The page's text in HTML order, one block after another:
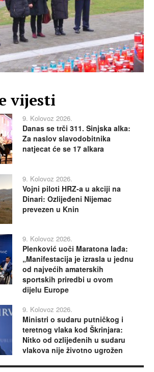
vijesti
9. Kolovoz 2026.
Danas se trči 311. Sinjska alka:
Za naslov slavodobitnika
natjecat će se 17 alkara
9. Kolovoz 2026.
Vojni piloti HRZ-a u akciji na
Dinari: Ozlijeđeni Nijemac
prevezen u Knin
9. Kolovoz 2026.
Plenković uoči Maratona lađa:
„Manifestacija je izrasla u jednu
od najvećih amaterskih
sportskih priredbi u ovom
dijelu Europe
9. Kolovoz 2026.
Ministri o sudaru putničkog i
teretnog vlaka kod Škrinjara:
Nitko od ozlijeđenih u sudaru
vlakova nije životno ugrožen